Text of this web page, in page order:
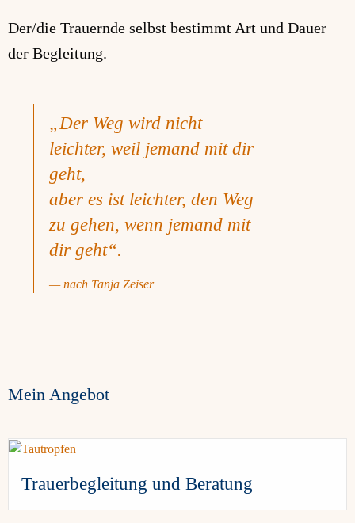
Der/die Trauernde selbst bestimmt Art und Dauer
der Begleitung.
„Der Weg wird nicht
leichter, weil jemand mit dir
geht,
aber es ist leichter, den Weg
zu gehen, wenn jemand mit
dir geht“.
nach Tanja Zeiser
Mein Angebot
Trauerbegleitung und Beratung